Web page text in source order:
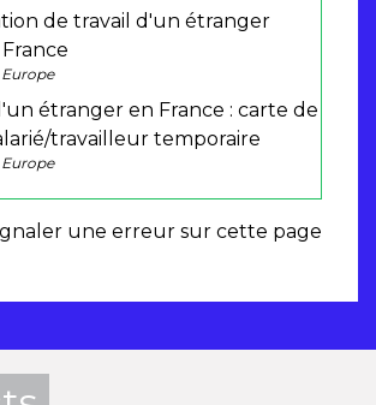
de travail d'un étranger
étranger en France : carte de
travailleur temporaire
une erreur sur cette page